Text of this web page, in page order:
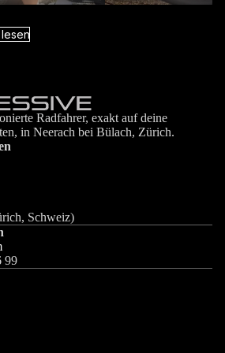
Radfahrer, exakt auf deine
in Neerach bei Bülach, Zürich.
Schweiz)
99